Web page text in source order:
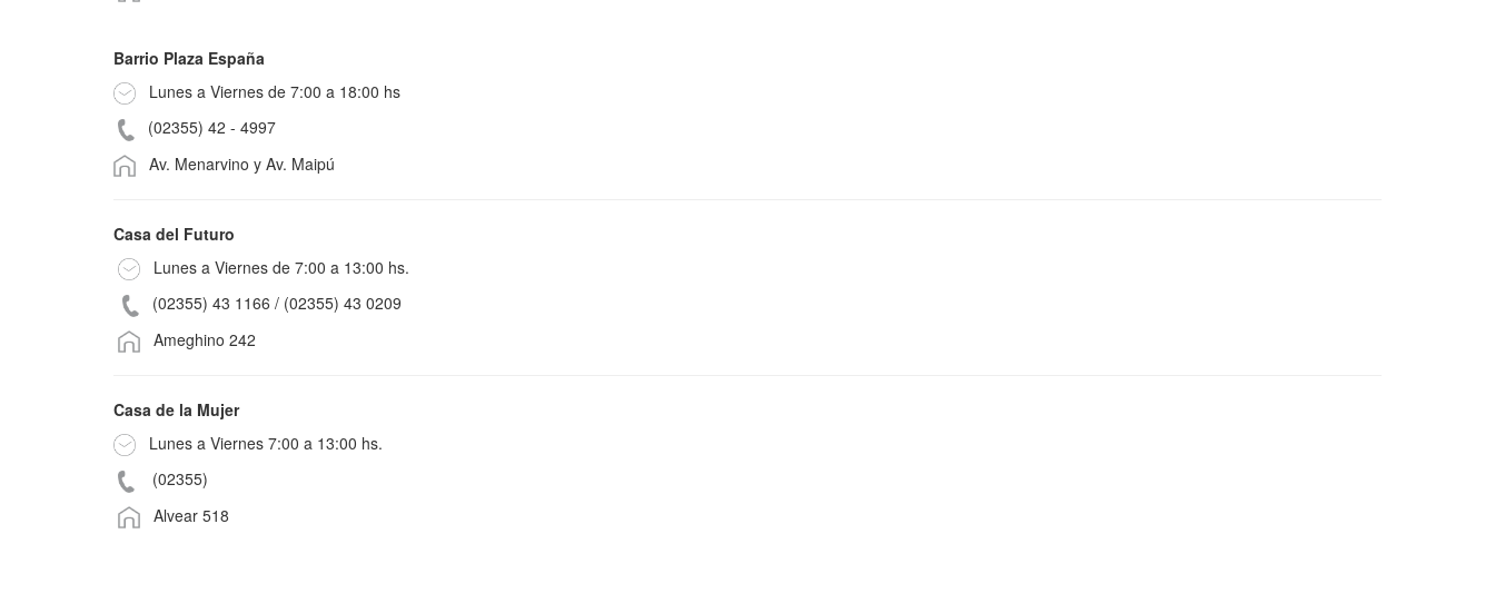
Barrio Plaza España
Lunes a Viernes de 7:00 a 18:00 hs
(02355) 42 - 4997
Av. Menarvino y Av. Maipú
Casa del Futuro
Lunes a Viernes de 7:00 a 13:00 hs.
(02355) 43 1166 / (02355) 43 0209
Ameghino 242
Casa de la Mujer
Lunes a Viernes 7:00 a 13:00 hs.
(02355)
Alvear 518